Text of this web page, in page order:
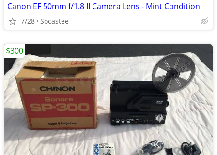
Canon EF 50mm f/1.8 II Camera Lens - Mint Condition
7/28 Socastee
$300